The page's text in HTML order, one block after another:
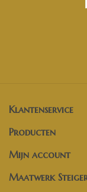
Klantenservice
Producten
Mijn account
Maatwerk